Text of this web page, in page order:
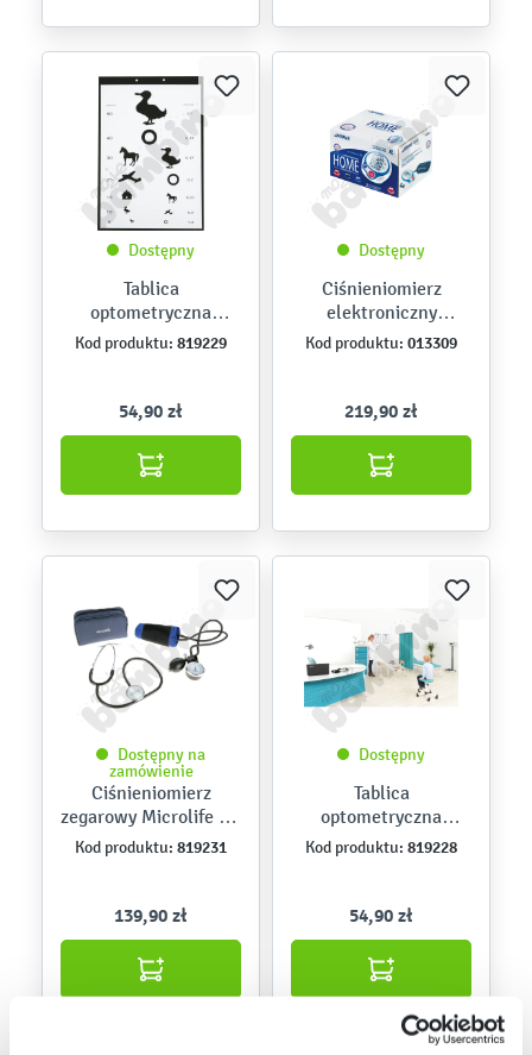
Dostępny
Tablica
optometryczna
Snellena dla dzieci
Kod produktu: 819229
54,90 zł
Dostępny
Ciśnieniomierz
elektroniczny
NOVAMA HOME
Kod produktu: 013309
219,90 zł
Dostępny na
zamówienie
Ciśnieniomierz
zegarowy Microlife BP
AG1-20
Kod produktu: 819231
139,90 zł
Dostępny
Tablica
optometryczna
Snellena cyfry
Kod produktu: 819228
54,90 zł